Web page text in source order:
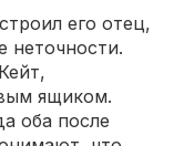
его отец,
неточности.
ящиком.
оба после